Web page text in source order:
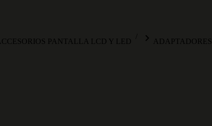
PANTALLA LCD Y LED ADAPTADORES